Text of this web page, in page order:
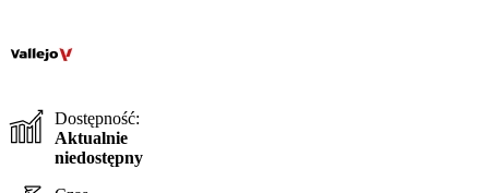
Dostępność:
Aktualnie
niedostępny